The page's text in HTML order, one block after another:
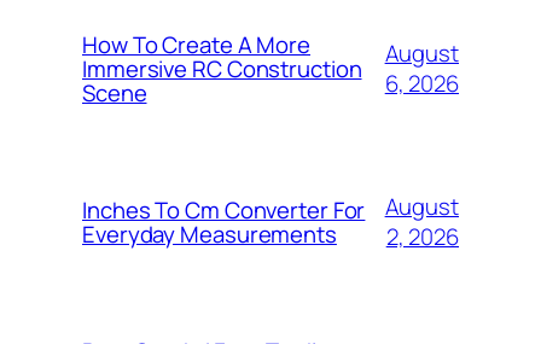
How To Create A More
Immersive RC Construction
Scene
August
6, 2026
Inches To Cm Converter For
Everyday Measurements
August
2, 2026